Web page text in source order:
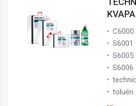
C6000
S6001
S6005
S6006
toluén